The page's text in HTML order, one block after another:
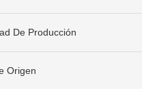
De Producción
Origen